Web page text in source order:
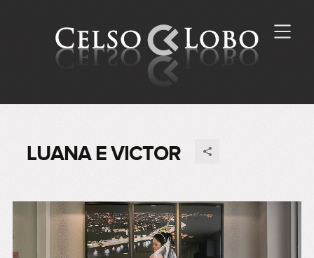
LUANA E VICTOR